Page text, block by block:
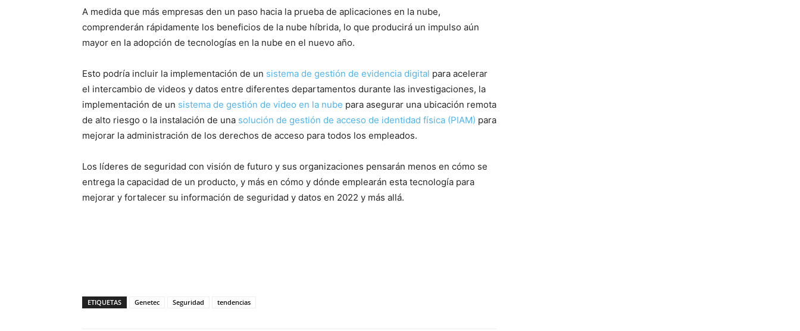
A medida que más empresas den un paso hacia la prueba de aplicaciones en la nube,
comprenderán rápidamente los beneficios de la nube híbrida, lo que producirá un impulso aún
mayor en la adopción de tecnologías en la nube en el nuevo año.
Esto podría incluir la implementación de un sistema de gestión de evidencia digital para acelerar
el intercambio de videos y datos entre diferentes departamentos durante las investigaciones, la
implementación de un sistema de gestión de video en la nube para asegurar una ubicación remota
de alto riesgo o la instalación de una solución de gestión de acceso de identidad física (PIAM) para
mejorar la administración de los derechos de acceso para todos los empleados.
Los líderes de seguridad con visión de futuro y sus organizaciones pensarán menos en cómo se
entrega la capacidad de un producto, y más en cómo y dónde emplearán esta tecnología para
mejorar y fortalecer su información de seguridad y datos en 2022 y más allá.
ETIQUETAS Genetec Seguridad tendencias